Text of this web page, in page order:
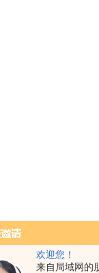
欢迎您！
来自局域网的